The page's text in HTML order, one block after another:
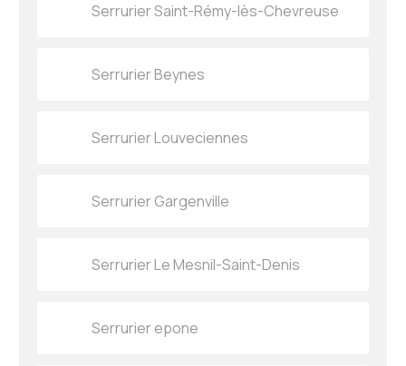
Serrurier Saint-Rémy-lès-Chevreuse
Serrurier Beynes
Serrurier Louveciennes
Serrurier Gargenville
Serrurier Le Mesnil-Saint-Denis
Serrurier epone